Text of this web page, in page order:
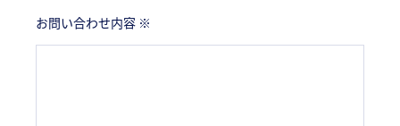
お問い合わせ内容 ※